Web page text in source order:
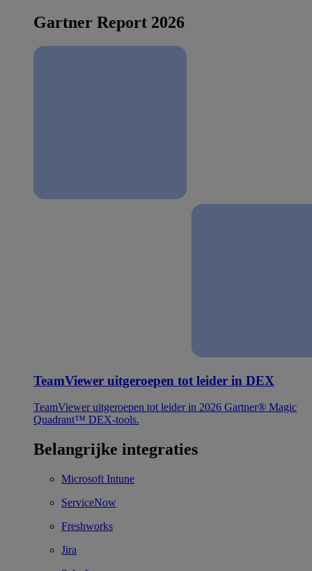
Gartner Report 2026
TeamViewer uitgeroepen tot leider in DEX
TeamViewer uitgeroepen tot leider in 2026 Gartner® Magic
Quadrant™ DEX-tools.
Belangrijke integraties
Microsoft Intune
ServiceNow
Freshworks
Jira